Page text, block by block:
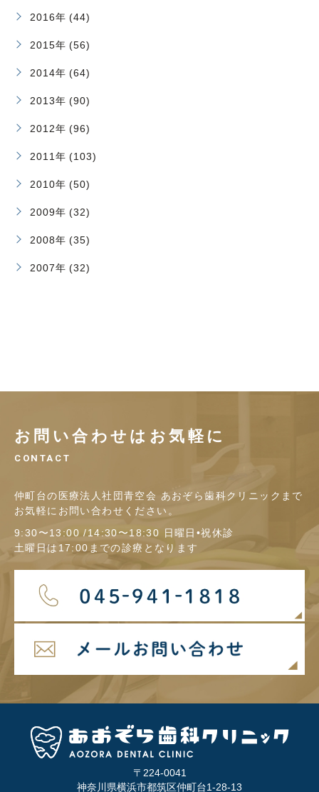
2016年 (44)
2015年 (56)
2014年 (64)
2013年 (90)
2012年 (96)
2011年 (103)
2010年 (50)
2009年 (32)
2008年 (35)
2007年 (32)
お問い合わせはお気軽に
CONTACT
仲町台の医療法人社団青空会 あおぞら歯科クリニックまで
お気軽にお問い合わせください。
9:30〜13:00 /14:30〜18:30 日曜日•祝休診
土曜日は17:00までの診療となります
〒224-0041
神奈川県横浜市都筑区仲町台1-28-13